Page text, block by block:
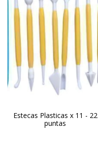
Estecas Plasticas x 11 - 22
puntas